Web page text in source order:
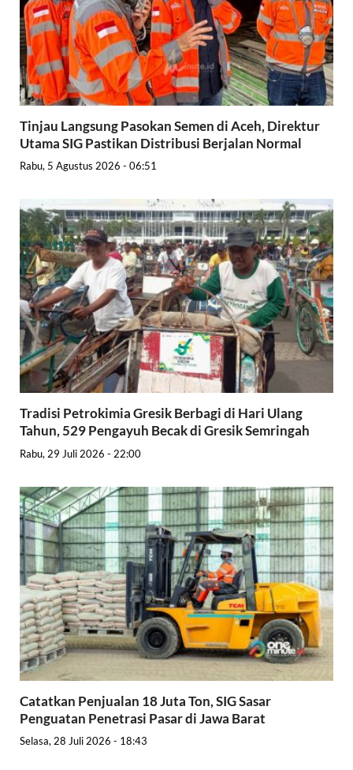
Tinjau Langsung Pasokan Semen di Aceh, Direktur
Utama SIG Pastikan Distribusi Berjalan Normal
Rabu, 5 Agustus 2026 - 06:51
Tradisi Petrokimia Gresik Berbagi di Hari Ulang
Tahun, 529 Pengayuh Becak di Gresik Semringah
Rabu, 29 Juli 2026 - 22:00
Catatkan Penjualan 18 Juta Ton, SIG Sasar
Penguatan Penetrasi Pasar di Jawa Barat
Selasa, 28 Juli 2026 - 18:43